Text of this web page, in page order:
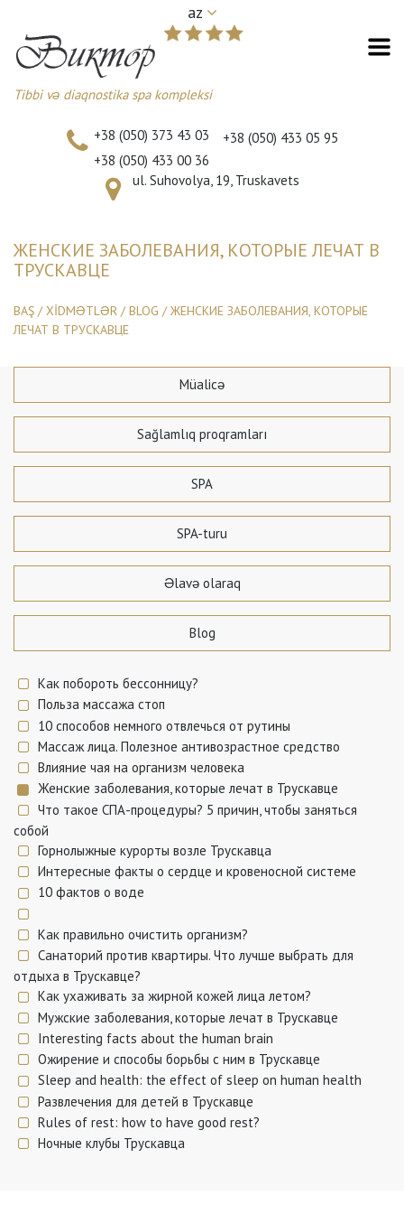
az
Tibbi və diaqnostika spa kompleksi
+38 (050) 373 43 03
+38 (050) 433 00 36
+38 (050) 433 05 95
ul. Suhovolya, 19, Truskavets
ЖЕНСКИЕ ЗАБОЛЕВАНИЯ, КОТОРЫЕ ЛЕЧАТ В
ТРУСКАВЦЕ
BAŞ /XİDMƏTLƏR /BLOG /ЖЕНСКИЕ ЗАБОЛЕВАНИЯ, КОТОРЫЕ
ЛЕЧАТ В ТРУСКАВЦЕ
Müalicə
Sağlamlıq proqramları
SPA
SPA-turu
Əlavə olaraq
Blog
Как побороть бессонницу?
Польза массажа стоп
10 способов немного отвлечься от рутины
Массаж лица. Полезное антивозрастное средство
Влияние чая на организм человека
Женские заболевания, которые лечат в Трускавце
Что такое СПА-процедуры? 5 причин, чтобы заняться
собой
Горнолыжные курорты возле Трускавца
Интересные факты о сердце и кровеносной системе
10 фактов о воде
Как правильно очистить организм?
Санаторий против квартиры. Что лучше выбрать для
отдыха в Трускавце?
Как ухаживать за жирной кожей лица летом?
Мужские заболевания, которые лечат в Трускавце
Interesting facts about the human brain
Ожирение и способы борьбы с ним в Трускавце
Sleep and health: the effect of sleep on human health
Развлечения для детей в Трускавце
Rules of rest: how to have good rest?
Ночные клубы Трускавца